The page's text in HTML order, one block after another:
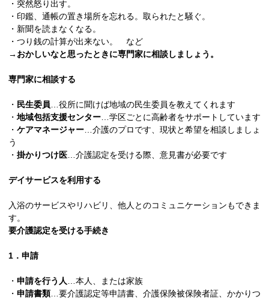
・突然怒り出す。
・印鑑、通帳の置き場所を忘れる。取られたと騒ぐ。
・新聞を読まなくなる。
・つり銭の計算が出来ない。 など
→おかしいなと思ったときに専門家に相談しましょう。
専門家に相談する
・ 民生委員 …役所に聞けば地域の民生委員を教えてくれます
・ 地域包括支援センター …学区ごとに高齢者をサポートしています
・ ケアマネージャー …介護のプロです、現状と希望を相談しましょ
う
・ 掛かりつけ医 …介護認定を受ける際、意見書が必要です
デイサービスを利用する
入浴のサービスやリハビリ、他人とのコミュニケーションもできま
す。
要介護認定を受ける手続き
1．申請
・ 申請を行う人
…本人、または家族
・ 申請書類 …要介護認定等申請書、介護保険被保険者証、かかりつ